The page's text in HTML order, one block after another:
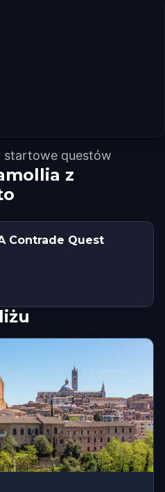
startowe questów
z
Contrade Quest